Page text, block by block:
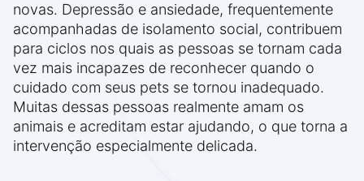
novas. Depressão e ansiedade, frequentemente
acompanhadas de isolamento social, contribuem
para ciclos nos quais as pessoas se tornam cada
vez mais incapazes de reconhecer quando o
cuidado com seus pets se tornou inadequado.
Muitas dessas pessoas realmente amam os
animais e acreditam estar ajudando, o que torna a
intervenção especialmente delicada.